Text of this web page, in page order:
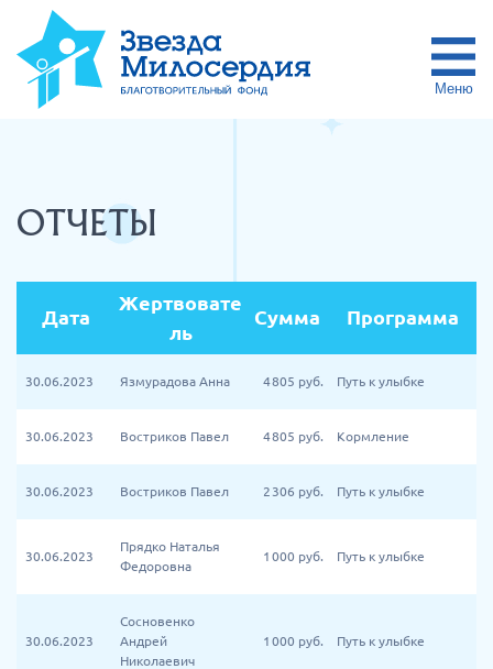
Меню
ОТЧЕТЫ
Дата
Жертвовате
ль
Сумма Программа
30.06.2023 Язмурадова Анна 4 805 руб. Путь к улыбке
30.06.2023 Востриков Павел 4 805 руб. Кормление
30.06.2023 Востриков Павел 2 306 руб. Путь к улыбке
30.06.2023
Прядко Наталья
Федоровна
1 000 руб. Путь к улыбке
30.06.2023
Сосновенко
Андрей
Николаевич
1 000 руб. Путь к улыбке